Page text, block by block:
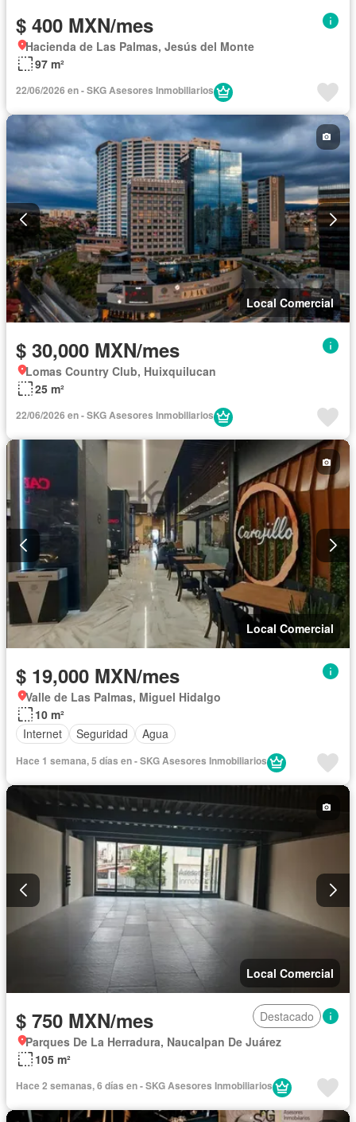
$ 400 MXN/mes
Hacienda de Las Palmas, Jesús del Monte
97 m²
22/06/2026 en - SKG Asesores Inmobiliarios
Local Comercial
$ 30,000 MXN/mes
Lomas Country Club, Huixquilucan
25 m²
22/06/2026 en - SKG Asesores Inmobiliarios
Local Comercial
$ 19,000 MXN/mes
Valle de Las Palmas, Miguel Hidalgo
10 m²
Internet
Seguridad Agua
Hace 1 semana, 5 días en - SKG Asesores Inmobiliarios
Local Comercial
$ 750 MXN/mes
Destacado
Parques De La Herradura, Naucalpan De Juárez
105 m²
Hace 2 semanas, 6 días en - SKG Asesores Inmobiliarios